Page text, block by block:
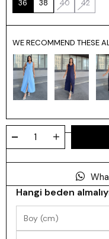
36 38 40 42
WE RECOMMEND THESE
Hangi beden